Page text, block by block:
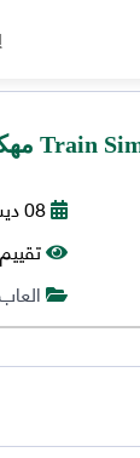
08 ديسمبر 2022
العاب